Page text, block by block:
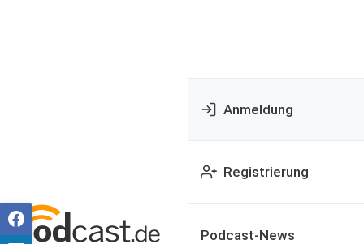
Anmeldung
Registrierung
Podcast-News